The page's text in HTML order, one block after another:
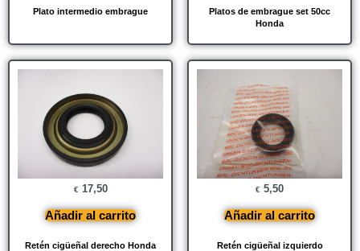
Plato intermedio embrague
Platos de embrague set 50cc
Honda
Retén cigüeñal derecho Honda
€ 17,50
Añadir al carrito
Retén cigüeñal izquierdo
€ 5,50
Añadir al carrito